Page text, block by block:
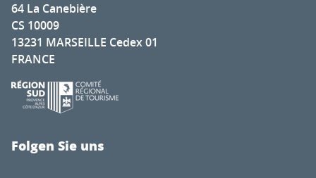
64 La Canebière
CS 10009
13231 MARSEILLE Cedex 01
FRANCE
Folgen Sie uns